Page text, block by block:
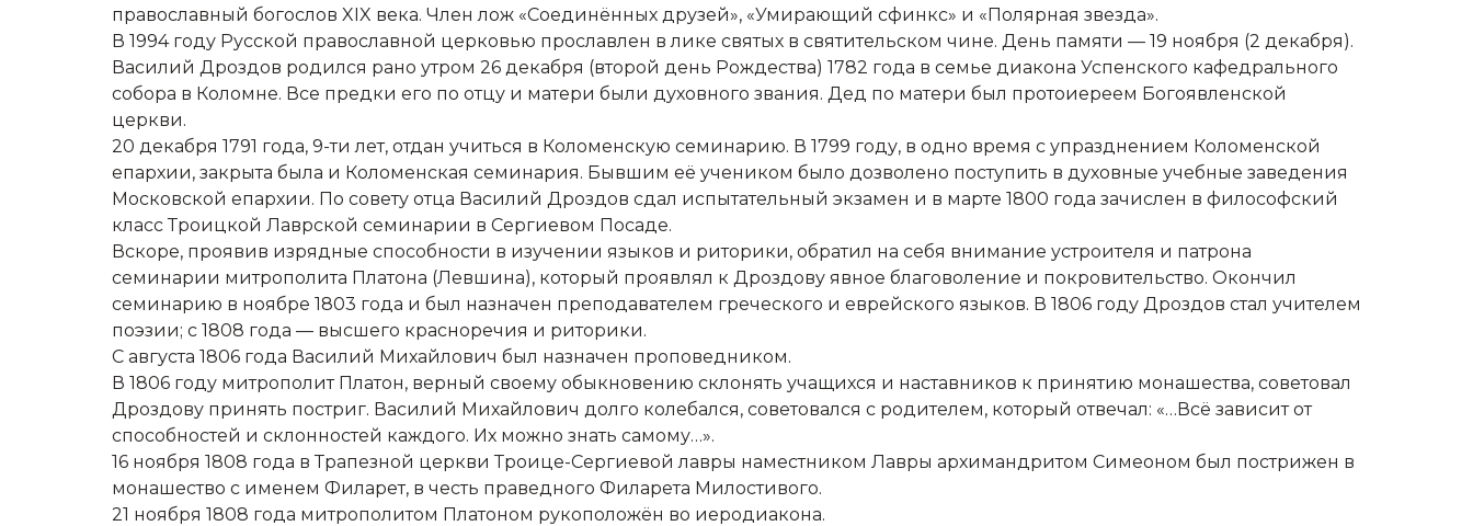
православный богослов XIX века. Член лож «Соединённых друзей», «Умирающий сфинкс» и «Полярная звезда».
В 1994 году Русской православной церковью прославлен в лике святых в святительском чине. День памяти — 19 ноября (2 декабря).
Василий Дроздов родился рано утром 26 декабря (второй день Рождества) 1782 года в семье диакона Успенского кафедрального
собора в Коломне. Все предки его по отцу и матери были духовного звания. Дед по матери был протоиереем Богоявленской
церкви.
20 декабря 1791 года, 9-ти лет, отдан учиться в Коломенскую семинарию. В 1799 году, в одно время с упразднением Коломенской
епархии, закрыта была и Коломенская семинария. Бывшим её учеником было дозволено поступить в духовные учебные заведения
Московской епархии. По совету отца Василий Дроздов сдал испытательный экзамен и в марте 1800 года зачислен в философский
класс Троицкой Лаврской семинарии в Сергиевом Посаде.
Вскоре, проявив изрядные способности в изучении языков и риторики, обратил на себя внимание устроителя и патрона
семинарии митрополита Платона (Левшина), который проявлял к Дроздову явное благоволение и покровительство. Окончил
семинарию в ноябре 1803 года и был назначен преподавателем греческого и еврейского языков. В 1806 году Дроздов стал учителем
поэзии; с 1808 года — высшего красноречия и риторики.
С августа 1806 года Василий Михайлович был назначен проповедником.
В 1806 году митрополит Платон, верный своему обыкновению склонять учащихся и наставников к принятию монашества, советовал
Дроздову принять постриг. Василий Михайлович долго колебался, советовался с родителем, который отвечал: «…Всё зависит от
способностей и склонностей каждого. Их можно знать самому…».
16 ноября 1808 года в Трапезной церкви Троице-Сергиевой лавры наместником Лавры архимандритом Симеоном был пострижен в
монашество с именем Филарет, в честь праведного Филарета Милостивого.
21 ноября 1808 года митрополитом Платоном рукоположён во иеродиакона.